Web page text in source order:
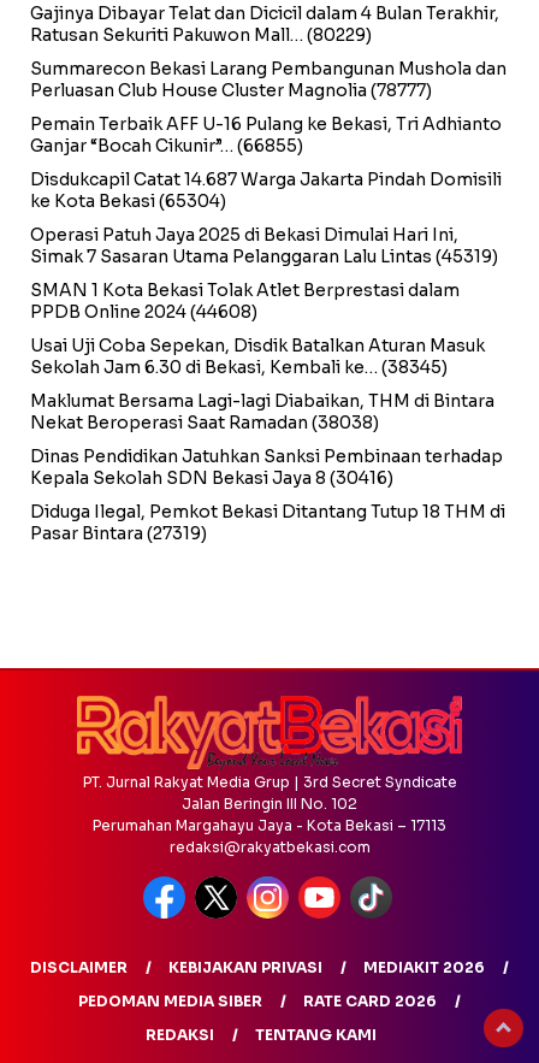
Gajinya Dibayar Telat dan Dicicil dalam 4 Bulan Terakhir,
Ratusan Sekuriti Pakuwon Mall… (80229)
Summarecon Bekasi Larang Pembangunan Mushola dan
Perluasan Club House Cluster Magnolia (78777)
Pemain Terbaik AFF U-16 Pulang ke Bekasi, Tri Adhianto
Ganjar “Bocah Cikunir”… (66855)
Disdukcapil Catat 14.687 Warga Jakarta Pindah Domisili
ke Kota Bekasi(65304)
Operasi Patuh Jaya 2025 di Bekasi Dimulai Hari Ini,
Simak 7 Sasaran Utama Pelanggaran Lalu Lintas (45319)
SMAN 1 Kota Bekasi Tolak Atlet Berprestasi dalam
PPDB Online 2024(44608)
Usai Uji Coba Sepekan, Disdik Batalkan Aturan Masuk
Sekolah Jam 6.30 di Bekasi, Kembali ke… (38345)
Maklumat Bersama Lagi-lagi Diabaikan, THM di Bintara
Nekat Beroperasi Saat Ramadan (38038)
Dinas Pendidikan Jatuhkan Sanksi Pembinaan terhadap
Kepala Sekolah SDN Bekasi Jaya 8 (30416)
Diduga Ilegal, Pemkot Bekasi Ditantang Tutup 18 THM di
Pasar Bintara (27319)
PT. Jurnal Rakyat Media Grup | 3rd Secret Syndicate
Jalan Beringin III No. 102
Perumahan Margahayu Jaya - Kota Bekasi – 17113
redaksi@rakyatbekasi.com
DISCLAIMER KEBIJAKAN PRIVASI
MEDIAKIT 2026
PEDOMAN MEDIA SIBER
RATE CARD 2026
REDAKSI
TENTANG KAMI